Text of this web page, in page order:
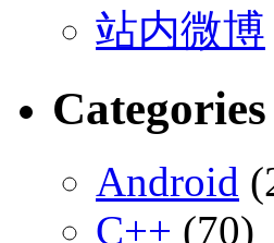
站内微博
Categories
Android
C++ (70)